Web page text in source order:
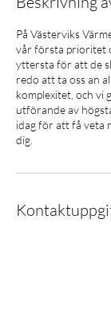
På Västerviks
vår första prioritet
yttersta för att de
redo att ta oss an
komplexitet, och vi
utförande av
idag för att få veta
dig.